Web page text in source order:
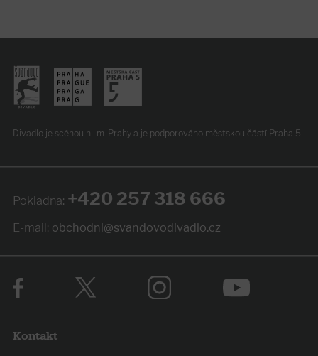
Divadlo je scénou hl. m. Prahy a je podporováno městskou částí Praha 5.
Pokladna: +420 257 318 666
E-mail: obchodni@svandovodivadlo.cz
Kontakt